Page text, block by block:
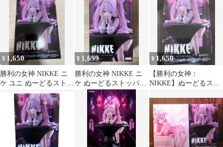
¥ 1,650
勝利の女神 NIKKE ニ
ケ ユニ ぬーどるストッ
パー フィギュア
¥ 1,699
勝利の女神 NIKKE ニ
ケ ぬーどるストッパー
フィギュア ユニ
¥ 1,650
【勝利の女神：
NIKKE】ぬーどるスト